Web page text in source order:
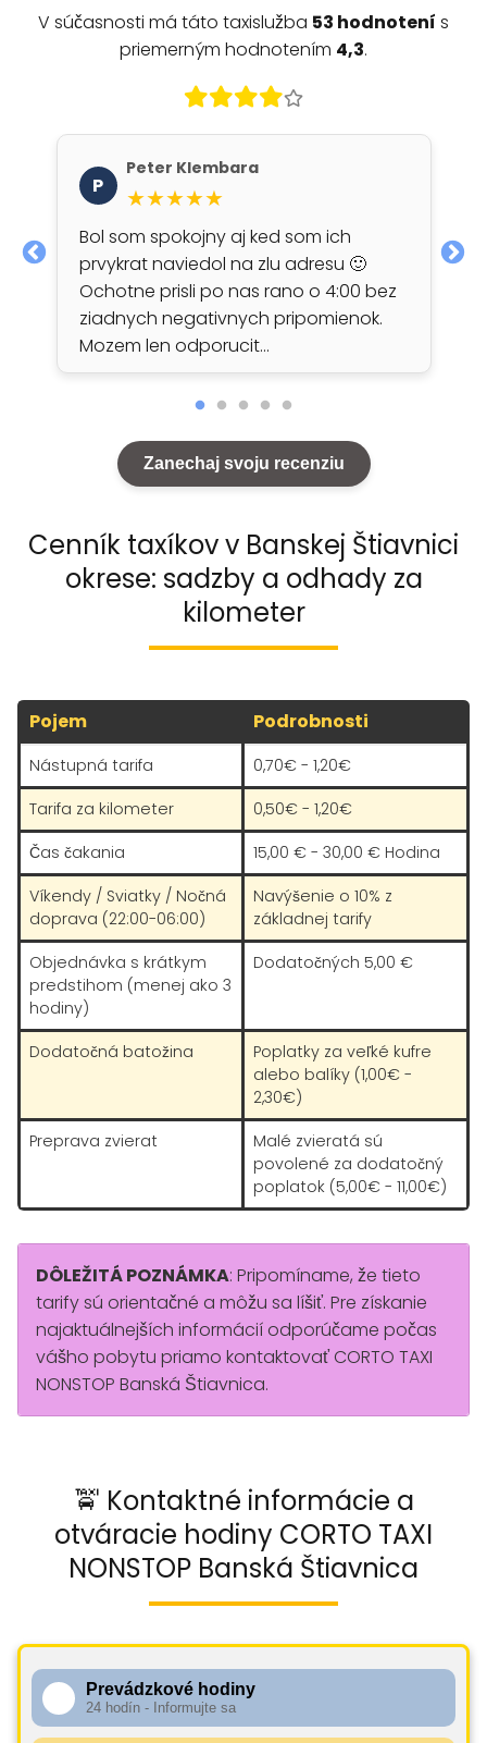
V súčasnosti má táto taxislužba 53 hodnotení s
priemerným hodnotením 4,3.
P
Peter Klembara
★★★★★
Bol som spokojny aj ked som ich
prvykrat naviedol na zlu adresu 🙂
Ochotne prisli po nas rano o 4:00 bez
ziadnych negativnych pripomienok.
Mozem len odporucit…
Zanechaj svoju recenziu
Cenník taxíkov v Banskej Štiavnici
okrese: sadzby a odhady za
kilometer
Pojem Podrobnosti
Nástupná tarifa
0,70€ - 1,20€
Tarifa za kilometer
0,50€ - 1,20€
Čas čakania
15,00 € - 30,00 € Hodina
Víkendy / Sviatky / Nočná
doprava (22:00-06:00)
Navýšenie o 10% z
základnej tarify
Objednávka s krátkym
predstihom (menej ako 3
hodiny)
Dodatočných 5,00 €
Dodatočná batožina
Poplatky za veľké kufre
alebo balíky (1,00€ -
2,30€)
Preprava zvierat
Malé zvieratá sú
povolené za dodatočný
poplatok (5,00€ - 11,00€)
DÔLEŽITÁ POZNÁMKA: Pripomíname, že tieto
tarify sú orientačné a môžu sa líšiť. Pre získanie
najaktuálnejších informácií odporúčame počas
vášho pobytu priamo kontaktovať CORTO TAXI
NONSTOP Banská Štiavnica.
🚖 Kontaktné informácie a
otváracie hodiny CORTO TAXI
NONSTOP Banská Štiavnica
Prevádzkové hodiny
24 hodín - Informujte sa